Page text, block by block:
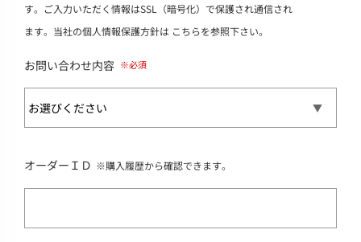
す。ご入力いただく情報はSSL（暗号化）で保護され通信され
ます。当社の個人情報保護方針は こちらを参照下さい。
お問い合わせ内容
オーダーＩＤ ※購入履歴から確認できます。